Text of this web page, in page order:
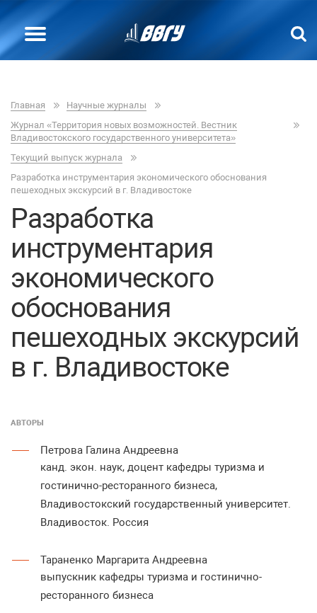
Главная
Научные журналы
Журнал «Территория новых возможностей. Вестник
Владивостокского государственного университета»
Текущий выпуск журнала
Разработка инструментария экономического обоснования
пешеходных экскурсий в г. Владивостоке
Разработка
инструментария
экономического
обоснования
пешеходных экскурсий
в г. Владивостоке
АВТОРЫ
Петрова Галина Андреевна
канд. экон. наук, доцент кафедры туризма и
гостинично-ресторанного бизнеса,
Владивостокский государственный университет.
Владивосток. Россия
Тараненко Маргарита Андреевна
выпускник кафедры туризма и гостинично-
ресторанного бизнеса